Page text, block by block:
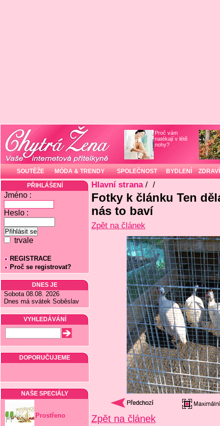
Proč vám
natékají v létě
nohy?
SOUTĚŽE MÓDA & TRENDY SPOLEČNOST BYDLENÍ ZDRAVÍ
PŘIHLÁŠENÍ
Jméno :
Heslo :
trvale
REGISTRACE
Proč se registrovat?
DNES JE
Sobota 08.08. 2026
Dnes má svátek Soběslav
VYHLEDÁVÁNÍ
DOPORUČUJEME
NAŠE SPECIÁLY
Prostřeno
Hlavní strana/ /
Fotky k článku Ten
nás to baví
Zpět na článek
Zpět na článek